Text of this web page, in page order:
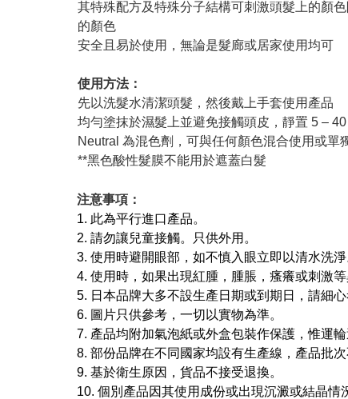
其特殊配方及特殊分子結構可刺激頭髮上的顏
的顏色
安全且易於使用，無論是髮廊或居家使用均可
使用方法：
先以洗髮水清潔頭髮，然後戴上手套使用產品
均勻塗抹於濕髮上並避免接觸頭皮，靜置 5 –
Neutral 為混色劑，可與任何顏色混合使用或單
**黑色酸性髮膜不能用於遮蓋白髮
注意事項：
1. 此為平行進口產品。
2. 請勿讓兒童接觸。只供外用。
3. 使用時避開眼部，如不慎入眼立即以清水洗淨
4. 使用時，如果出現紅腫，腫脹，瘙癢或刺激
5. 日本品牌大多不設生產日期或到期日，請細心
6. 圖片只供參考，一切以實物為準。
7. 產品均附加氣泡紙或外盒包裝作保護，惟運
8. 部份品牌在不同國家均設有生產線，產品批
9. 基於衛生原因，貨品不接受退換。
10. 個別產品因其使用成份或出現沉澱或結晶情